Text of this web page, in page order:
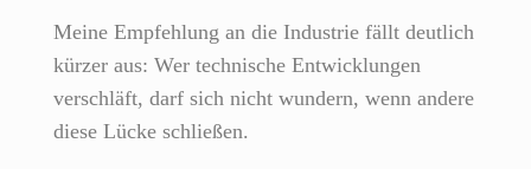
Meine Empfehlung an die Industrie fällt deutlich
kürzer aus: Wer technische Entwicklungen
verschläft, darf sich nicht wundern, wenn andere
diese Lücke schließen.